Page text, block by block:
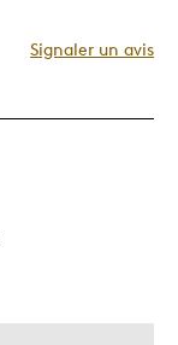
Signaler un avis